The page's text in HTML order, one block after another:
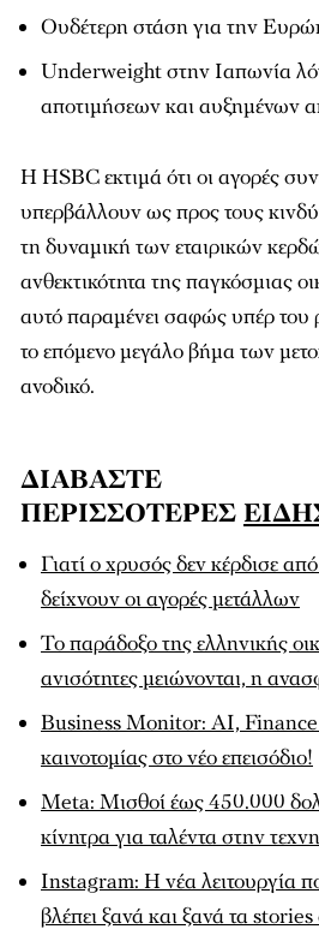
Ουδέτερη στάση για την
Underweight στην Ιαπωνία
αποτιμήσεων και αυξημένων
Η HSBC εκτιμά ότι οι αγορές
υπερβάλλουν ως προς τους
τη δυναμική των εταιρικών
ανθεκτικότητα της παγκόσμιας
αυτό παραμένει σαφώς υπέρ του
το επόμενο μεγάλο βήμα των
ανοδικό.
ΔΙΑΒΑΣΤΕ
ΠΕΡΙΣΣΟΤΕΡΕΣ
Γιατί ο χρυσός δεν κέρδισε
δείχνουν οι αγορές μετάλλων
Το παράδοξο της ελληνικής
ανισότητες μειώνονται, η
Business Monitor: AI, Finance
καινοτομίας στο νέο επεισόδιο!
Meta: Μισθοί έως 450.000
κίνητρα για ταλέντα στην
Instagram: Η νέα λειτουργία
βλέπει ξανά και ξανά τα